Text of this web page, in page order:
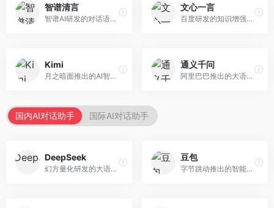
智谱清言
智谱AI研发的对话语言模型，支持中英双语交互。面向中文用户和开发者，提供知识问答、代码编写、文档解读等服务，开源生态完善，学术研究背景深厚。
文心一言
百度研发的知识增强大语言模型，深度融合百度知识图谱和搜索能力。面向中文用户，提供知识问答、文本创作、逻辑推理等服务，中文语境理解准确，知识覆盖面广。
Kimi
月之暗面推出的AI智能助手，核心优势在于超长文本处理能力，支持20万字以上文档分析。面向学术研究者、职场人士和内容创作者，提供文档解读、PPT生成、联网搜索等综合服务。
通义千问
阿里巴巴推出的大语言模型平台，提供对话问答、文档处理、图像理解、代码编写等全方位AI服务。面向企业用户和个人开发者，集成阿里云生态，支持多模态交互，企业级安全保障。
国内AI对话助手 国际AI对话助手
DeepSeek
幻方量化研发的大语言模型平台，专注于深度推理和代码生成能力。面向开发者、研究人员和技术爱好者，提供强大的逻辑推理和数学计算功能，开源生态完善，API接口友好。
豆包
字节跳动推出的智能对话助手平台，提供文本创作、知识问答、英语学习等多种AI服务。面向普通用户和内容创作者，支持多轮对话和文件解析，免费使用，响应速度快，中文理解能力强。